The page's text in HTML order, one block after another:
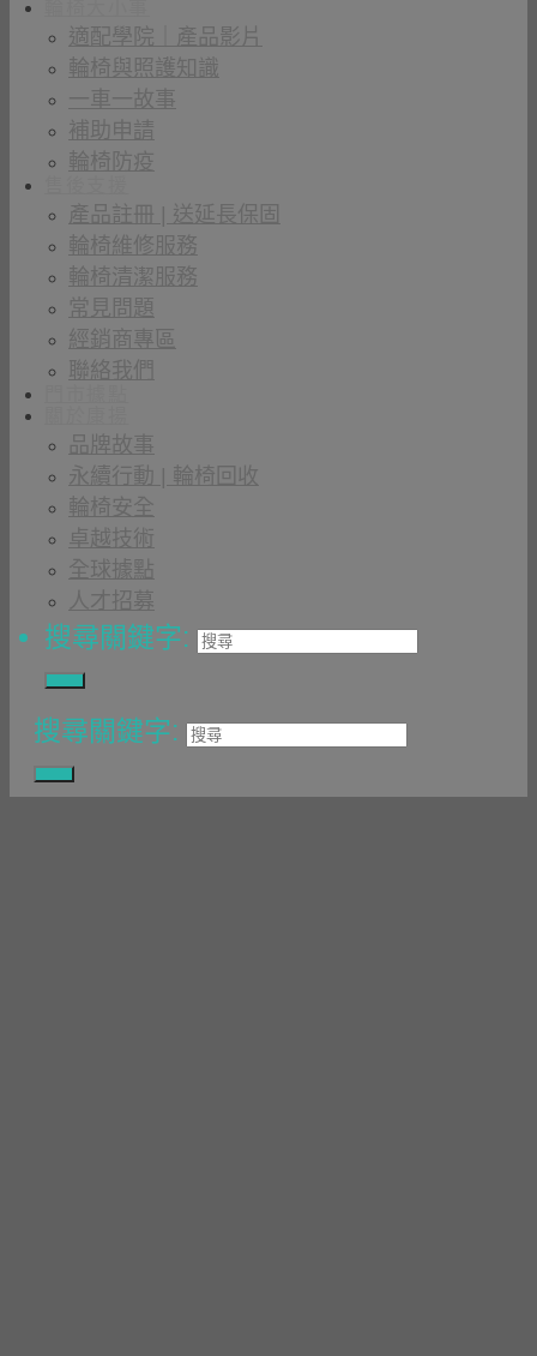
適配學院｜產品影片
輪椅與照護知識
一車一故事
補助申請
輪椅防疫
產品註冊 | 送延長保固
輪椅維修服務
輪椅清潔服務
常見問題
經銷商專區
聯絡我們
品牌故事
永續行動 | 輪椅回收
輪椅安全
卓越技術
全球據點
人才招募
搜尋關鍵字:
搜尋關鍵字: